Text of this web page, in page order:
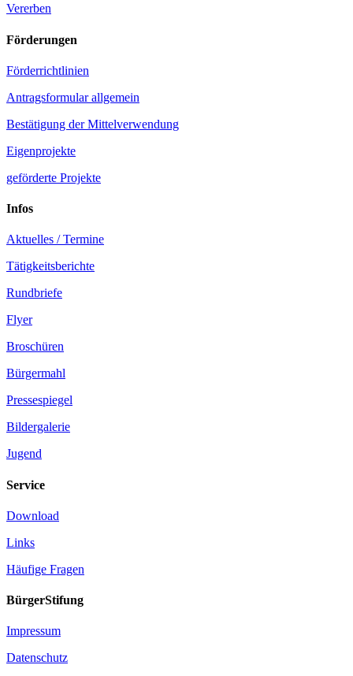
Vererben
Förderungen
Förderrichtlinien
Antragsformular allgemein
Bestätigung der Mittelverwendung
Eigenprojekte
geförderte Projekte
Infos
Aktuelles / Termine
Tätigkeitsberichte
Rundbriefe
Flyer
Broschüren
Bürgermahl
Pressespiegel
Bildergalerie
Jugend
Service
Download
Links
Häufige Fragen
BürgerStifung
Impressum
Datenschutz